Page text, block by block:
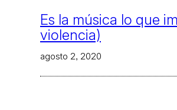
Es la música lo que
violencia)
agosto 2, 2020